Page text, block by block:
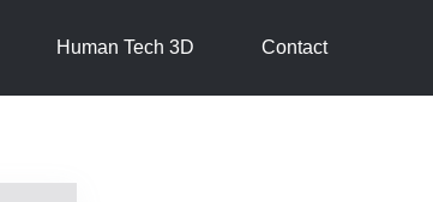
Human Tech 3D Contact